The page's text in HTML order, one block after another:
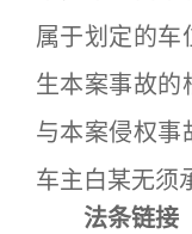
属于划定的车
生本案事故的
与本案侵权事
车主白某无须
法条链接